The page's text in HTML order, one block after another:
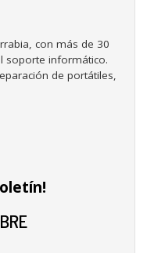
con más de 30
soporte informático.
de portátiles,